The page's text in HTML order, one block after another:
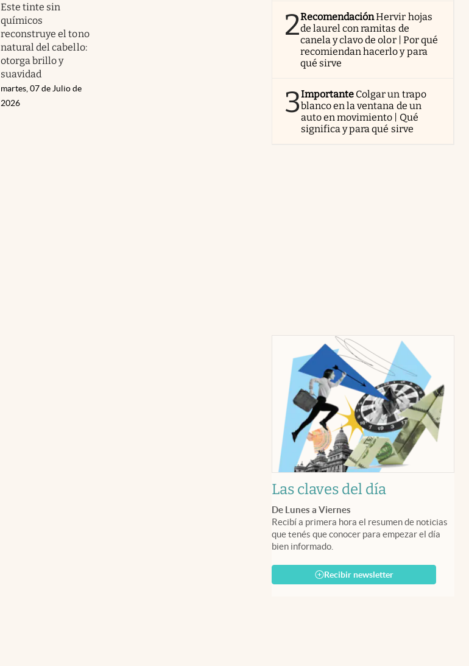
Este tinte sin
químicos
reconstruye el tono
natural del cabello:
otorga brillo y
suavidad
martes, 07 de Julio de
2026
2RecomendaciónHervir hojas
de laurel con ramitas de
canela y clavo de olor | Por qué
recomiendan hacerlo y para
qué sirve
3Importante Colgar un trapo
blanco en la ventana de un
auto en movimiento | Qué
significa y para qué sirve
Las claves del día
De Lunes a Viernes
Recibí a primera hora el resumen de noticias
que tenés que conocer para empezar el día
bien informado.
Recibir newsletter